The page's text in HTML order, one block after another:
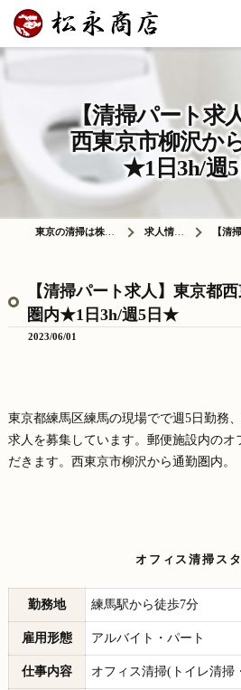
【清掃パート求
西東京市柳沢か
★1日3h/週
東京の清掃は株式会社松永商店 求人情報ブログ 【清掃パ
【清掃パート求人】東京都
圏内★1日3h/週5日★
2023/06/01
東京都練馬区練馬の現場でで週5日勤務
求人を募集しています。郵便施設内のオ
だきます。西東京市柳沢から通勤圏内。
オフィス清掃ス
勤務地 練馬駅から徒歩7分
雇用形態 アルバイト・パート
仕事内容 オフィス清掃(トイレ清掃